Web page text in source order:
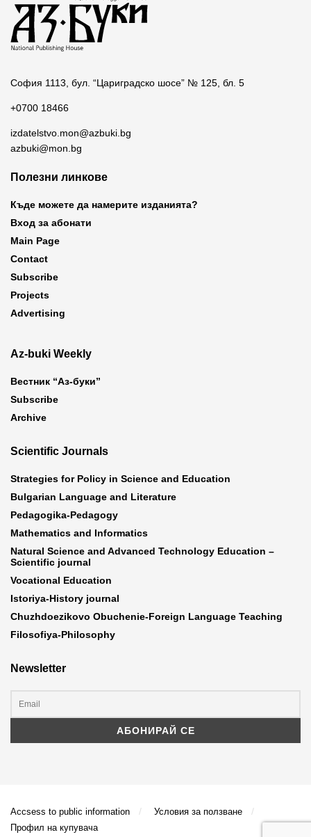
София 1113, бул. “Цариградско шосе” № 125, бл. 5
+0700 18466
izdatelstvo.mon@azbuki.bg
azbuki@mon.bg
Полезни линкове
Къде можете да намерите изданията?
Вход за абонати
Main Page
Contact
Subscribe
Projects
Advertising
Az-buki Weekly
Вестник “Аз-буки”
Subscribe
Archive
Scientific Journals
Strategies for Policy in Science and Education
Bulgarian Language and Literature
Pedagogika-Pedagogy
Mathematics and Informatics
Natural Science and Advanced Technology Education –
Scientific journal
Vocational Education
Istoriya-History journal
Chuzhdoezikovo Obuchenie-Foreign Language Teaching
Filosofiya-Philosophy
Newsletter
Accsess to public information
Условия за ползване
Профил на купувача